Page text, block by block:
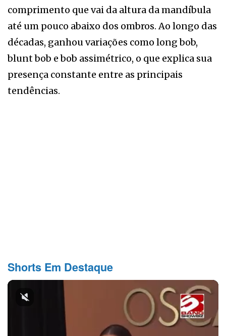
comprimento que vai da altura da mandíbula
até um pouco abaixo dos ombros. Ao longo das
décadas, ganhou variações como long bob,
blunt bob e bob assimétrico, o que explica sua
presença constante entre as principais
tendências.
Shorts Em Destaque